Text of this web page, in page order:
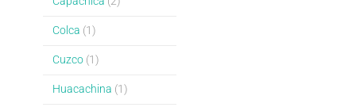
Colca (1)
Cuzco(1)
Huacachina (1)